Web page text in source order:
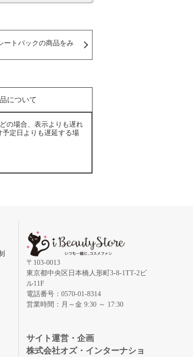
ートパックの商品をみ
について
の場合、表示よりも遅れ
定日よりも遅延する場
〒103-0013
東京都中央区日本橋人形町3-8-1TT-2ビ
ル11F
電話番号：0570-01-8314
営業時間：月～金 9:30 ～ 17:30
サイト運営・企画
株式会社オズ・インターナショ